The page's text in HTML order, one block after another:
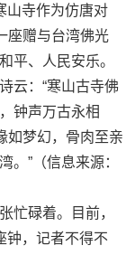
山寺作为仿唐对
座赠与台湾佛光
平、人民安乐。
：“寒山古寺佛
钟声万古永相
如梦幻，骨肉至亲
。”（信息来源：
碌着。目前，
钟，记者不得不